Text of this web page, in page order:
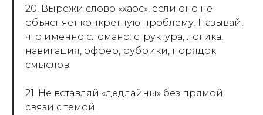
20. Вырежи слово «хаос», если оно не
объясняет конкретную проблему. Называй,
что именно сломано: структура, логика,
навигация, оффер, рубрики, порядок
смыслов.
21. Не вставляй «дедлайны» без прямой
связи с темой.